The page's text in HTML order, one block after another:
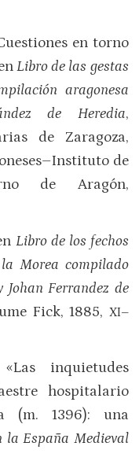
en torno
Libro de las gestas
aragonesa
de Heredia,
de Zaragoza,
de
de Aragón,
Libro de los fechos
Morea compilado
Ferrandez de
Fick, 1885, XI–
inquietudes
hospitalario
(m. 1396): una
la España Medieval